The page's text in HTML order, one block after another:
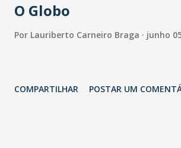
O Globo
Por Lauriberto Carneiro Braga junho
COMPARTILHAR POSTAR UM